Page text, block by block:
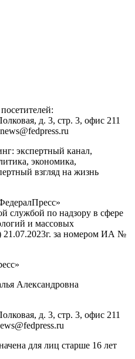
д. 3, стр. 3, офис 211
news@fedpress.ru
экспертный канал,
экономика,
взгляд на жизнь
службой по надзору в сфере
и массовых
21.07.2023г. за номером ИА №
Александровна
д. 3, стр. 3, офис 211
для лиц старше 16 лет